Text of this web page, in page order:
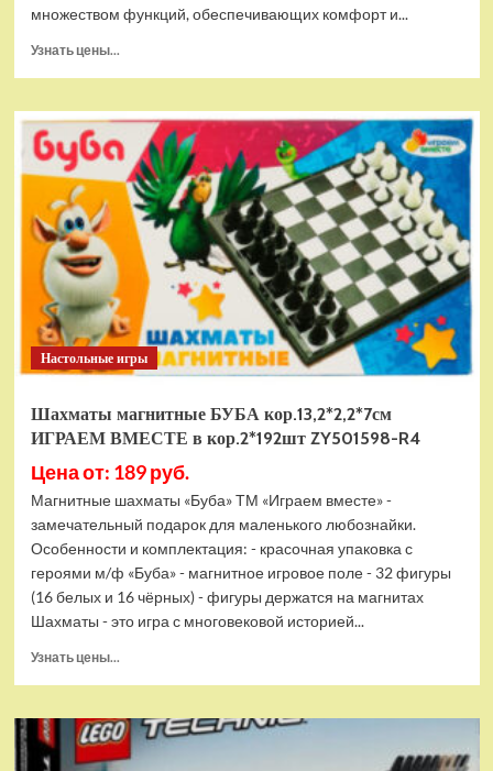
множеством функций, обеспечивающих комфорт и...
Узнать цены...
Детский
электромобиль
RiverToys
F888FF
красный
Настольные игры
Шахматы магнитные БУБА кор.13,2*2,2*7см
ИГРАЕМ ВМЕСТЕ в кор.2*192шт ZY501598-R4
Цена от: 189 руб.
Магнитные шахматы «Буба» ТМ «Играем вместе» -
замечательный подарок для маленького любознайки.
Особенности и комплектация: - красочная упаковка с
героями м/ф «Буба» - магнитное игровое поле - 32 фигуры
(16 белых и 16 чёрных) - фигуры держатся на магнитах
Шахматы - это игра с многовековой историей...
Узнать цены...
Шахматы
магнитные
БУБА